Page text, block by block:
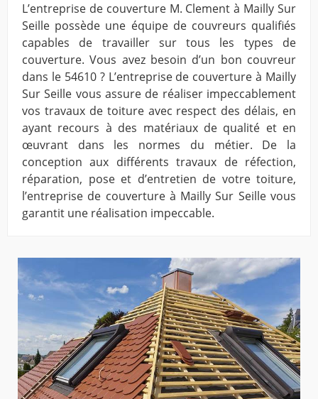
L’entreprise de couverture M. Clement à Mailly Sur
Seille possède une équipe de couvreurs qualifiés
capables de travailler sur tous les types de
couverture. Vous avez besoin d’un bon couvreur
dans le 54610 ? L’entreprise de couverture à Mailly
Sur Seille vous assure de réaliser impeccablement
vos travaux de toiture avec respect des délais, en
ayant recours à des matériaux de qualité et en
œuvrant dans les normes du métier. De la
conception aux différents travaux de réfection,
réparation, pose et d’entretien de votre toiture,
l’entreprise de couverture à Mailly Sur Seille vous
garantit une réalisation impeccable.